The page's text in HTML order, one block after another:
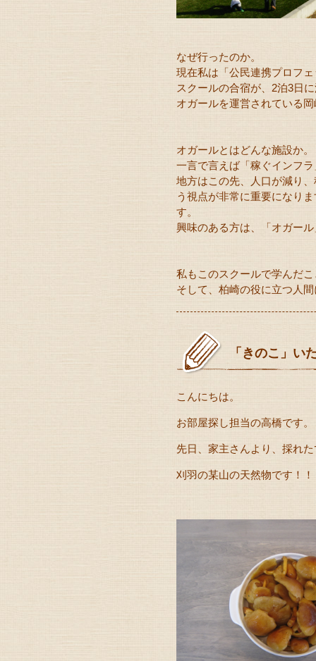
なぜ行ったのか。
現在私は「公民連携プロフ
スクールの合宿が、2泊3日
オガールを運営されている
オガールとはどんな施設か。
一言で言えば「稼ぐインフ
地方はこの先、人口が減り
う視点が非常に重要になり
す。
興味のある方は、「オガー
私もこのスクールで学んだ
そして、柏崎の役に立つ人
「きのこ」い
こんにちは。
お部屋探し担当の高橋です。
先日、家主さんより、採れ
刈羽の某山の天然物です！！